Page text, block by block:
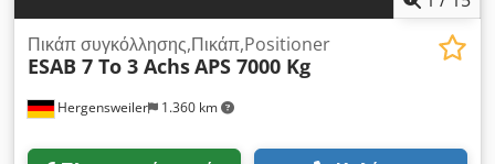
Hergensweiler 1.360 km
Πικάπ συγκόλλησης,Πικάπ,Positioner
ESAB 7 To 3 AchsAPS 7000 Kg